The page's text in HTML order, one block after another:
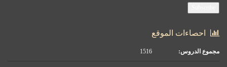
احصاءات الموقع
مجموع الدروس: